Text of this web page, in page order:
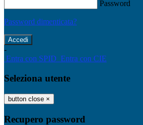
Password
Password dimenticata?
-
Entra con SPID Entra con CIE
Seleziona utente
button close ×
Recupero password